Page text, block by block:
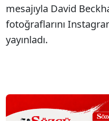
mesajıyla David
fotoğraflarını
yayınladı.